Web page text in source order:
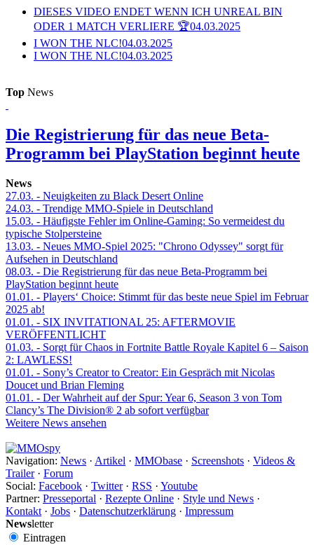
DIESES VIDEO ENDET WENN ICH UNREAL BIN
ODER 1 MATCH VERLIERE 🏆04.03.2025
I WON THE NLC!04.03.2025
I WON THE NLC!04.03.2025
Top News
Die Registrierung für das neue Beta-
Programm bei PlayStation beginnt heute
News
27.03. - Neuigkeiten zu Black Desert Online
24.03. - Trendige MMO-Spiele in Deutschland
15.03. - Häufigste Fehler im Online-Gaming: So vermeidest du
typische Stolpersteine
13.03. - Neues MMO-Spiel 2025: "Chrono Odyssey" sorgt für
Aufsehen in Deutschland
08.03. - Die Registrierung für das neue Beta-Programm bei
PlayStation beginnt heute
01.01. - Players‘ Choice: Stimmt für das beste neue Spiel im Februar
2025 ab!
01.01. - SIX INVITATIONAL 25: AFTERMOVIE
VERÖFFENTLICHT
01.03. - Sorgt für Chaos in Fortnite Battle Royale Kapitel 6 – Saison
2: LAWLESS!
01.01. - Sony’s Creator to Creator: Ein Gespräch mit Nicolas
Doucet und Brian Fleming
01.01. - Der Wahrheit auf der Spur: Year 6, Season 3 von Tom
Clancy’s The Division® 2 ab sofort verfügbar
Weitere News ansehen
Navigation: News · Artikel · MMObase · Screenshots · Videos &
Trailer· Forum
Social: Facebook · Twitter· RSS · Youtube
Partner: Presseportal · Rezepte Online · Style und News ·
Kontakt · Jobs · Datenschutzerklärung · Impressum
Newsletter
Eintragen